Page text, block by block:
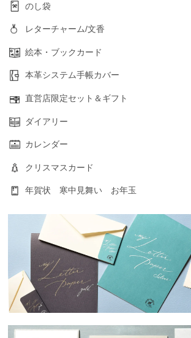
のし袋
レターチャーム/文香
絵本・ブックカード
本革システム手帳カバー
直営店限定セット＆ギフト
ダイアリー
カレンダー
クリスマスカード
年賀状 寒中見舞い お年玉